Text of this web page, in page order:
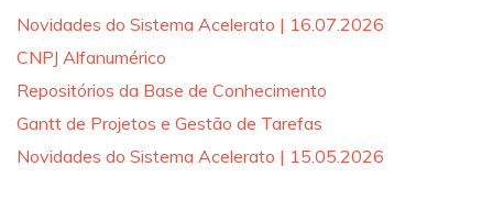
Novidades do Sistema Acelerato | 16.07.2026
CNPJ Alfanumérico
Repositórios da Base de Conhecimento
Gantt de Projetos e Gestão de Tarefas
Novidades do Sistema Acelerato | 15.05.2026